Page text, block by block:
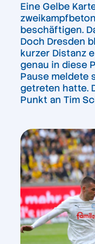
Eine Gelbe
beschäftigen.
Doch Dresden
kurzer Distanz
genau in diese
Pause meldete
getreten hatte.
Punkt an Tim